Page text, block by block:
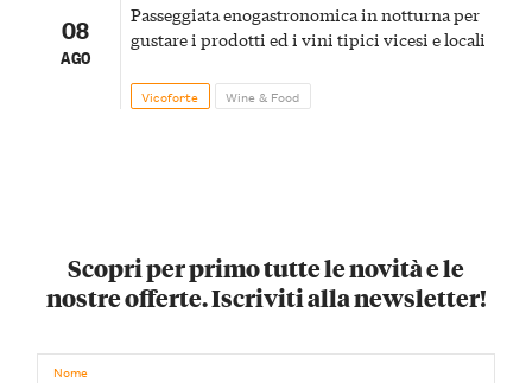
08
AGO
Passeggiata enogastronomica in notturna per
gustare i prodotti ed i vini tipici vicesi e locali
Vicoforte Wine & Food
Scopri per primo tutte le novità e le
nostre offerte. Iscriviti alla newsletter!
Nome